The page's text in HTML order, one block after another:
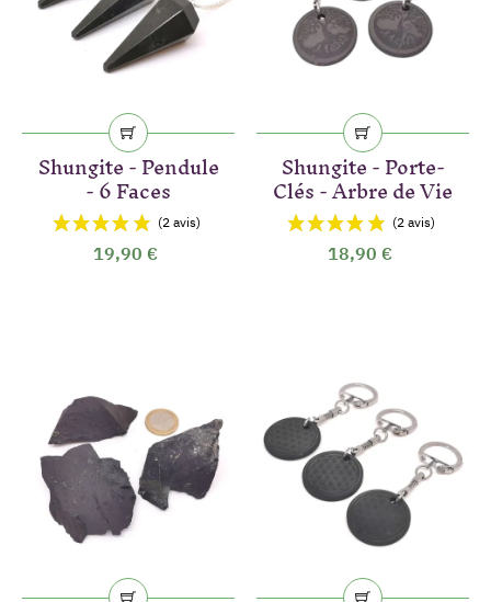
Shungite - Pendule
- 6 Faces
19,90 €
Shungite - Porte-
Clés - Arbre de Vie
18,90 €